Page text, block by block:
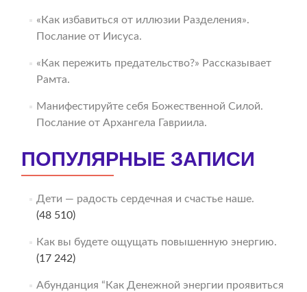
«Как избавиться от иллюзии Разделения».
Послание от Иисуса.
«Как пережить предательство?» Рассказывает
Рамта.
Манифестируйте себя Божественной Силой.
Послание от Архангела Гавриила.
ПОПУЛЯРНЫЕ ЗАПИСИ
Дети — радость сердечная и счастье наше.
(48 510)
Как вы будете ощущать повышенную энергию.
(17 242)
Абунданция “Как Денежной энергии проявиться